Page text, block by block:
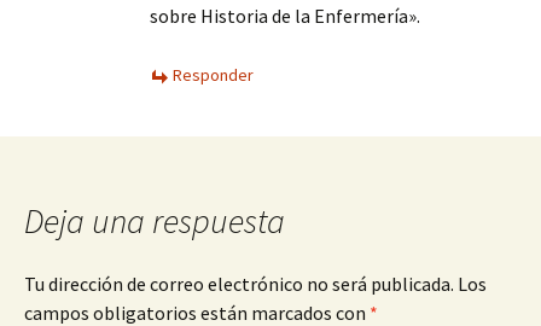
sobre Historia de la Enfermería».
Responder
Deja una respuesta
Tu dirección de correo electrónico no será publicada. Los
campos obligatorios están marcados con *